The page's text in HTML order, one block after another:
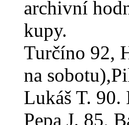
archivní
kupy.
Turčíno 92,
na
Lukáš T. 90.
Pepa J. 85,